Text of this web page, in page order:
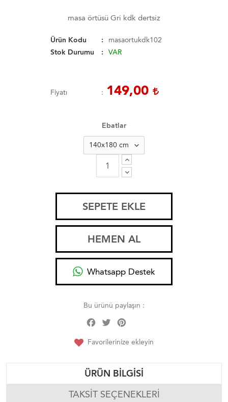
masa örtüsü Gri kdk dertsiz
Ürün Kodu
masaortukdk102
Stok Durumu
VAR
Fiyatı 149,00
Ebatlar
SEPETE EKLE
HEMEN AL
Whatsapp Destek
Bu ürünü paylaşın :
Facebook
Twitter
Favorilerinize ekleyin
ÜRÜN BILGISI
TAKSIT SEÇENEKLERI